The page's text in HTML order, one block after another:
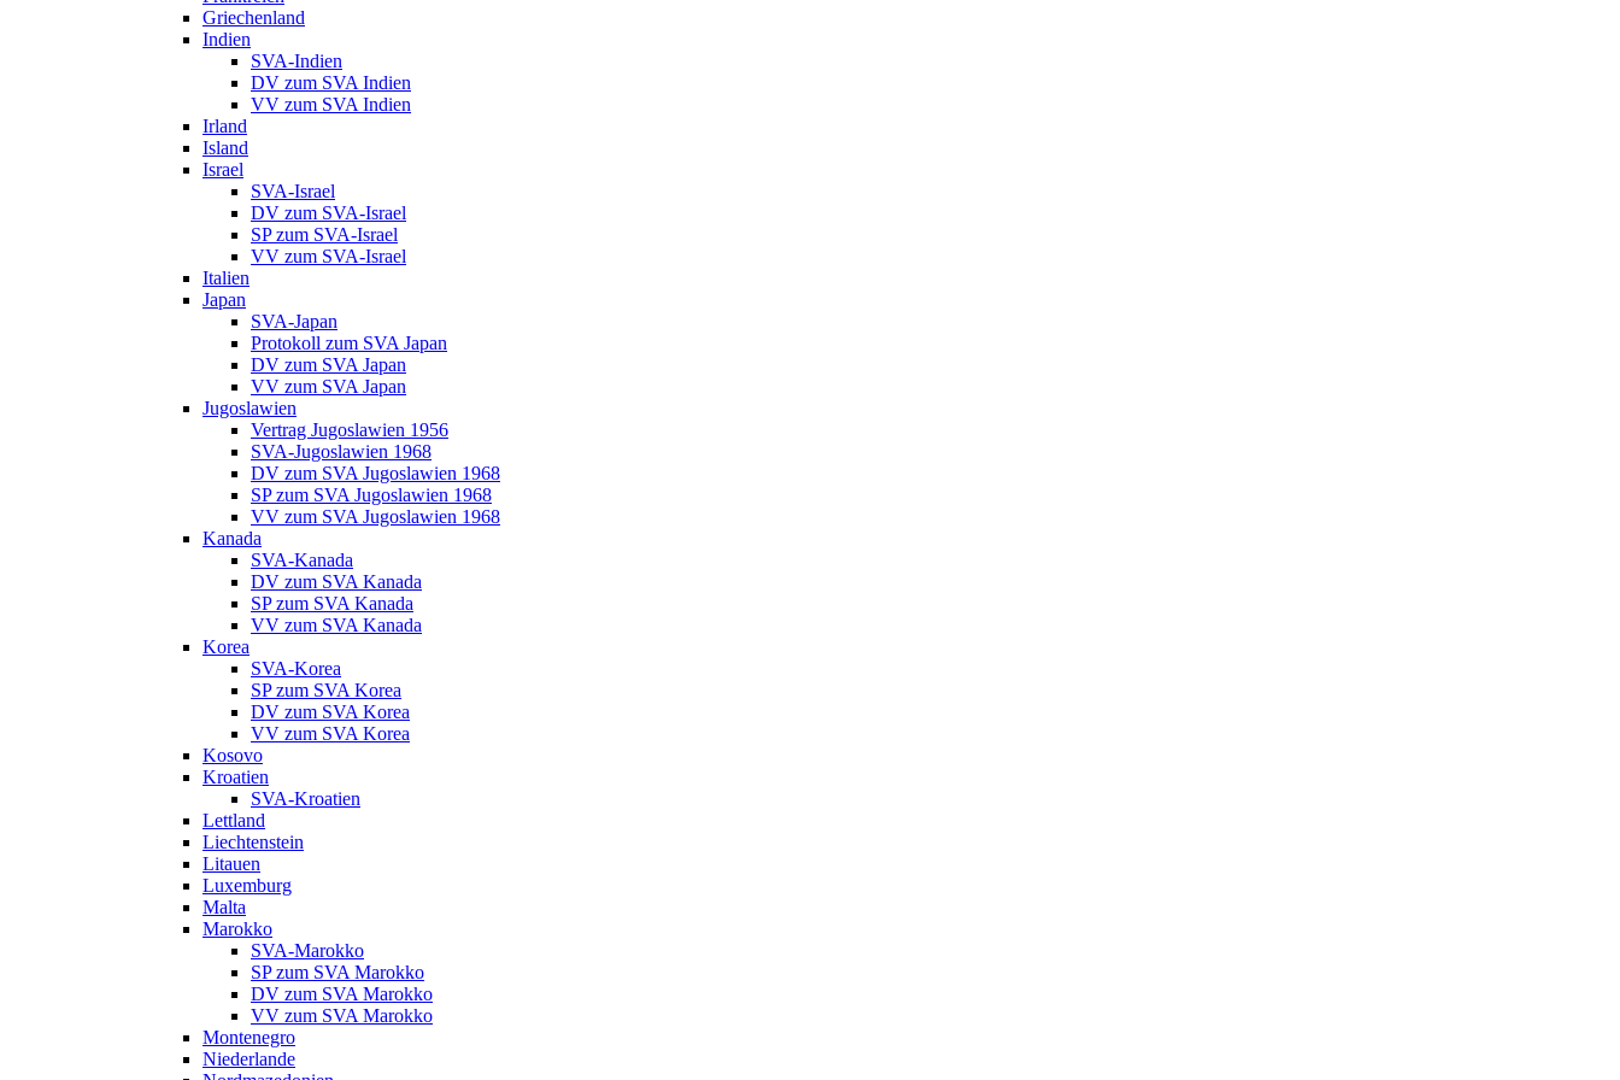
Griechenland
Indien
SVA-Indien
DV zum SVA Indien
VV zum SVA Indien
Irland
Island
Israel
SVA-Israel
DV zum SVA-Israel
SP zum SVA-Israel
VV zum SVA-Israel
Italien
Japan
SVA-Japan
Protokoll zum SVA Japan
DV zum SVA Japan
VV zum SVA Japan
Jugoslawien
Vertrag Jugoslawien 1956
SVA-Jugoslawien 1968
DV zum SVA Jugoslawien 1968
SP zum SVA Jugoslawien 1968
VV zum SVA Jugoslawien 1968
Kanada
SVA-Kanada
DV zum SVA Kanada
SP zum SVA Kanada
VV zum SVA Kanada
Korea
SVA-Korea
SP zum SVA Korea
DV zum SVA Korea
VV zum SVA Korea
Kosovo
Kroatien
SVA-Kroatien
Lettland
Liechtenstein
Litauen
Luxemburg
Malta
Marokko
SVA-Marokko
SP zum SVA Marokko
DV zum SVA Marokko
VV zum SVA Marokko
Montenegro
Niederlande